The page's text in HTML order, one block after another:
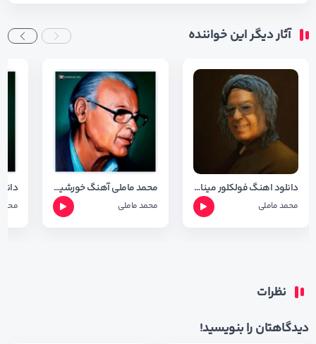
آثار دیگر این خواننده
دانلود اهنگ فولکلور مینا با صدای محمد ماملی با کیفیت 320
محمد ماملی
محمد ماملی آهنگ خورشیده خاور
محمد ماملی
نظرات
دیدگاهتان را بنویسید!